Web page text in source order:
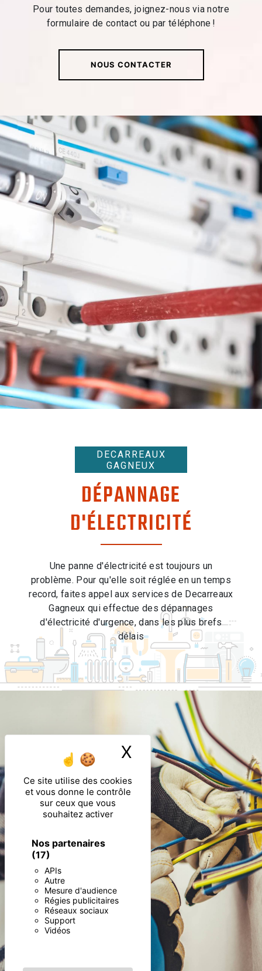
Ce site utilise des cookies
et vous donne le contrôle
sur ceux que vous
souhaitez activer
Nos partenaires
(17)
APIs
Autre
Mesure d'audience
Régies publicitaires
Réseaux sociaux
Support
Vidéos
X Masquer le
Pour toutes demandes, joignez-nous via notre
formulaire de contact ou par téléphone !
NOUS CONTACTER
DECARREAUX
GAGNEUX
DÉPANNAGE
D'ÉLECTRICITÉ
Une panne d'électricité est toujours un
problème. Pour qu'elle soit réglée en un temps
record, faites appel aux services de Decarreaux
Gagneux qui effectue des dépannages
d'électricité d'urgence, dans les plus brefs
délais